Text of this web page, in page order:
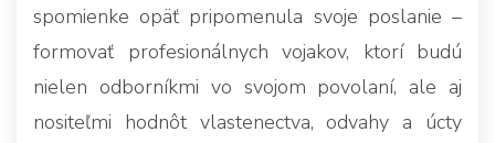
spomienke opäť pripomenula svoje poslanie –
formovať profesionálnych vojakov, ktorí budú
nielen odborníkmi vo svojom povolaní, ale aj
nositeľmi hodnôt vlastenectva, odvahy a úcty